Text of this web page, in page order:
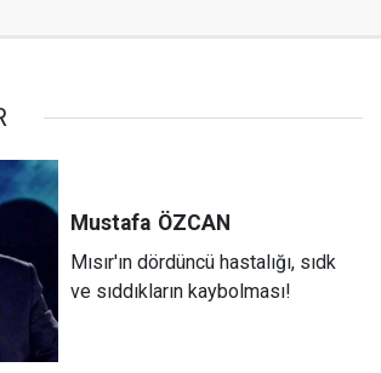
Mustafa ÖZCAN
Mısır'ın dördüncü hastalığı, sıdk
ve sıddıkların kaybolması!